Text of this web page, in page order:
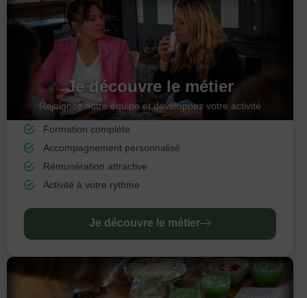
Je découvre le métier
Rejoignez notre équipe et développez votre activité
Formation complète
Accompagnement personnalisé
Rémunération attractive
Activité à votre rythme
Je découvre le métier